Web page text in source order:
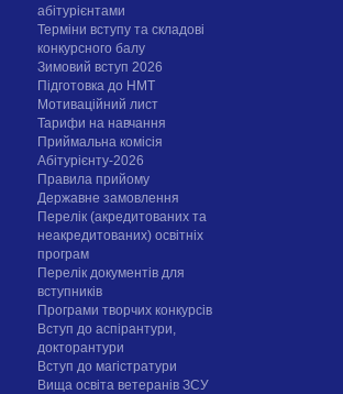
абітурієнтами
Терміни вступу та складові
конкурсного балу
Зимовий вступ 2026
Підготовка до НМТ
Мотиваційний лист
Тарифи на навчання
Приймальна комісія
Абітурієнту-2026
Правила прийому
Державне замовлення
Перелік (акредитованих та
неакредитованих) освітніх
програм
Перелік документів для
вступників
Програми творчих конкурсiв
Вступ до аспірантури,
докторантури
Вступ до магістратури
Вища освіта ветеранів ЗСУ